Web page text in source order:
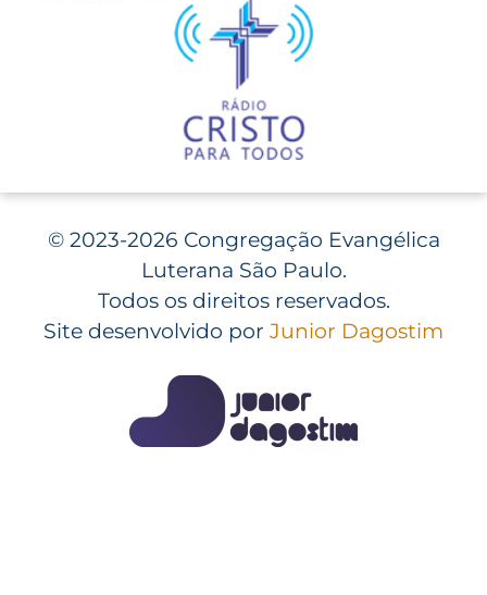
©2023-2026 Congregação Evangélica
Luterana São Paulo.
Todos os direitos reservados.
Site desenvolvido por Junior Dagostim